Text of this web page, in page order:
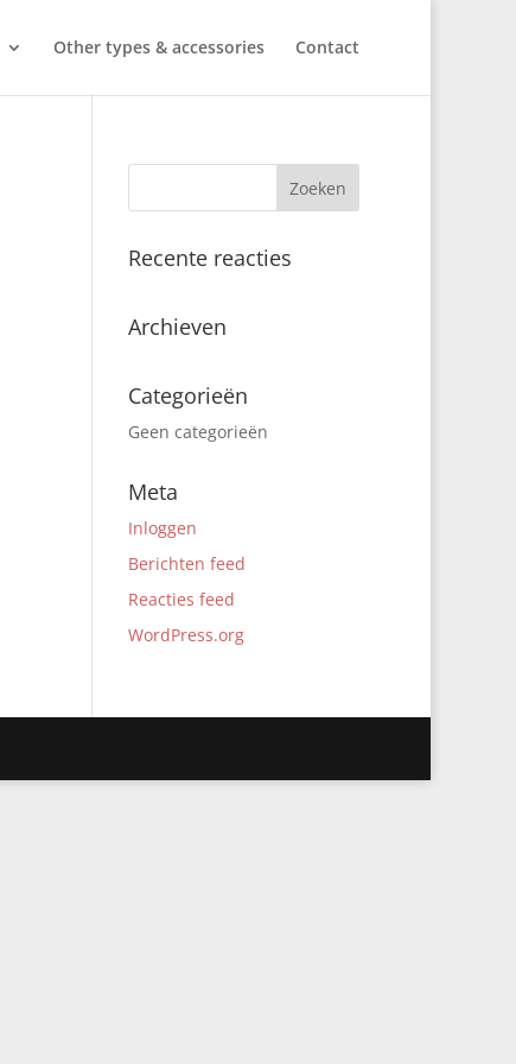
Other types & accessories Contact
Recente reacties
Archieven
Categorieën
Geen categorieën
Meta
Inloggen
Berichten feed
Reacties feed
WordPress.org